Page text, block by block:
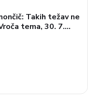
Takih težav ne
tema, 30. 7.